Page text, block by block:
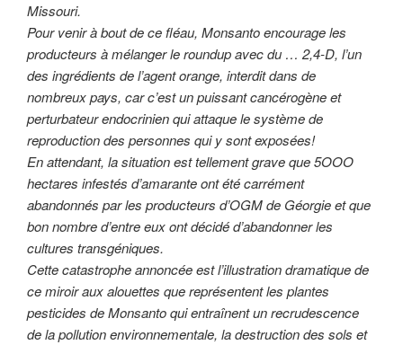
Missouri.
Pour venir à bout de ce fléau, Monsanto encourage les
producteurs à mélanger le roundup avec du … 2,4-D, l’un
des ingrédients de l’agent orange, interdit dans de
nombreux pays, car c’est un puissant cancérogène et
perturbateur endocrinien qui attaque le système de
reproduction des personnes qui y sont exposées!
En attendant, la situation est tellement grave que 5OOO
hectares infestés d’amarante ont été carrément
abandonnés par les producteurs d’OGM de Géorgie et que
bon nombre d’entre eux ont décidé d’abandonner les
cultures transgéniques.
Cette catastrophe annoncée est l’illustration dramatique de
ce miroir aux alouettes que représentent les plantes
pesticides de Monsanto qui entraînent un recrudescence
de la pollution environnementale, la destruction des sols et